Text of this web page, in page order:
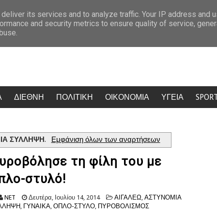
Εν ψυχρώ δολοφονία ζευγαριού σε μπαρ: Η γυναίκα προσπάθησε να
ΔΙΕΘΝΗ ΠΟΛΙΤΙΚΗ ΟΙΚΟΝΟΜΙΑ ΥΓΕΙΑ
ΣΥΛΛΗΨΗ. Εμφάνιση όλων των αναρτήσεων
τη φίλη του με
στυλό!
NET Δευτέρα, Ιουλίου 14, 2014 ΑΙΓΑΛΕΩ, ΑΣΤΥΝΟΜΙΑ
, ΓΥΝΑΙΚΑ, ΟΠΛΟ-ΣΤΥΛΟ, ΠΥΡΟΒΟΛΙΣΜΟΣ
its services and to analyze traffic. Your IP address and
and security metrics to ensure quality of service,